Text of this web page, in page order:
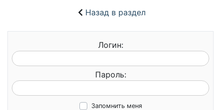
Назад в раздел
Логин:
Пароль:
Запомнить меня